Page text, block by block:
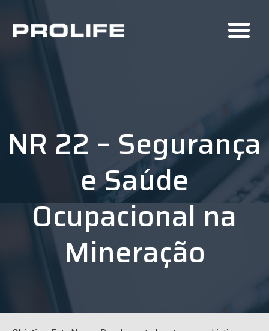
NR 22 – Segurança
e Saúde
Ocupacional na
Mineração